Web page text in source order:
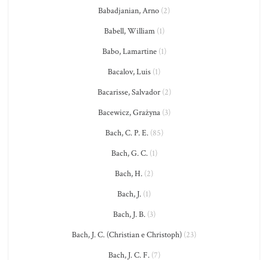
Babadjanian, Arno (2)
Babell, William(1)
Babo, Lamartine(1)
Bacalov, Luis (1)
Bacarisse, Salvador(2)
Bacewicz, Grażyna(3)
Bach, C. P. E.(85)
Bach, G. C.(1)
Bach, H. (2)
Bach, J. (1)
Bach, J. B.(3)
Bach, J. C. (Christian e Christoph) (23)
Bach, J. C. F.(7)